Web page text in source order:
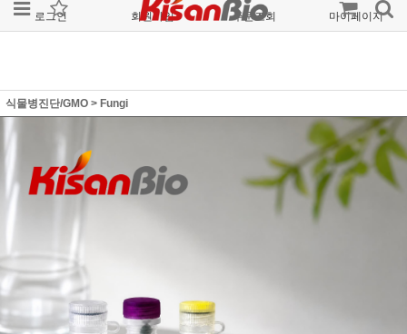
로그인 회원가입 주문조회 마이페이지
식물병진단/GMO > Fungi